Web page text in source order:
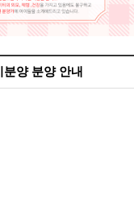
양 분양 안내